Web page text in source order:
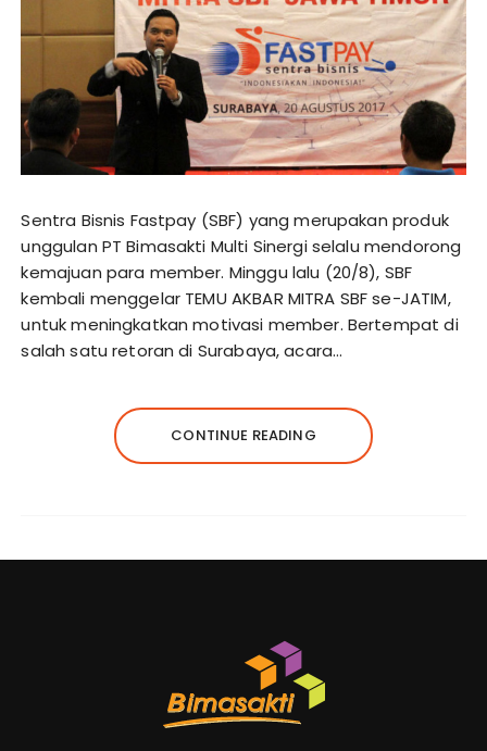
Sentra Bisnis Fastpay (SBF) yang merupakan produk
unggulan PT Bimasakti Multi Sinergi selalu mendorong
kemajuan para member. Minggu lalu (20/8), SBF
kembali menggelar TEMU AKBAR MITRA SBF se-JATIM,
untuk meningkatkan motivasi member. Bertempat di
salah satu retoran di Surabaya, acara…
CONTINUE READING